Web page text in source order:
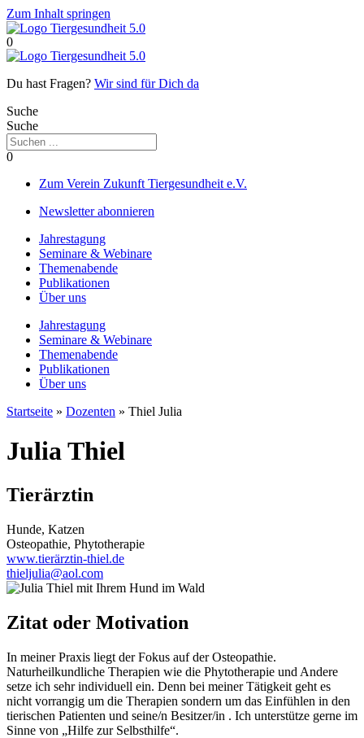
Zum Inhalt springen
0
Du hast Fragen? Wir sind für Dich da
Suche
Suche
0
Zum Verein Zukunft Tiergesundheit e.V.
Newsletter abonnieren
Jahrestagung
Seminare & Webinare
Themenabende
Publikationen
Über uns
Jahrestagung
Seminare & Webinare
Themenabende
Publikationen
Über uns
Startseite » Dozenten » Thiel Julia
Julia Thiel
Tierärztin
Hunde, Katzen
Osteopathie, Phytotherapie
www.tierärztin-thiel.de
thieljulia@aol.com
Zitat oder Motivation
In meiner Praxis liegt der Fokus auf der Osteopathie.
Naturheilkundliche Therapien wie die Phytotherapie und Andere
setze ich sehr individuell ein. Denn bei meiner Tätigkeit geht es
nicht vorrangig um die Therapien sondern um das Einfühlen in den
tierischen Patienten und seine/n Besitzer/in . Ich unterstütze gerne im
Sinne von „Hilfe zur Selbsthilfe“.